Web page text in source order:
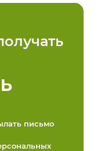
письмо